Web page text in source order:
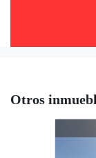
Otros